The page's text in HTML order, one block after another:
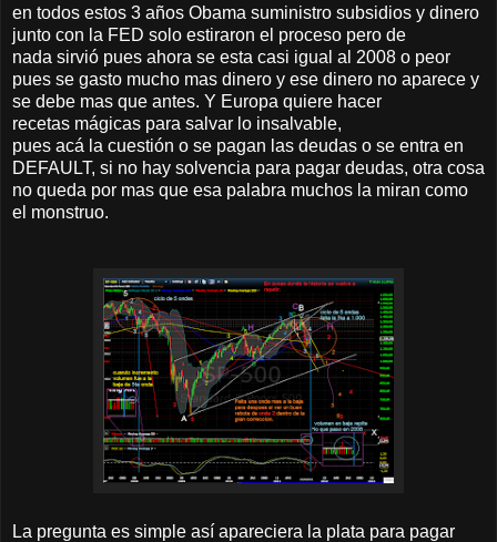
en todos estos 3 años Obama suministro subsidios y dinero
junto con la FED solo estiraron el proceso pero de
nada sirvió pues ahora se esta casi igual al 2008 o peor
pues se gasto mucho mas dinero y ese dinero no aparece y
se debe mas que antes. Y Europa quiere hacer
recetas mágicas para salvar lo insalvable,
pues acá la cuestión o se pagan las deudas o se entra en
DEFAULT, si no hay solvencia para pagar deudas, otra cosa
no queda por mas que esa palabra muchos la miran como
el monstruo.
La pregunta es simple así apareciera la plata para pagar